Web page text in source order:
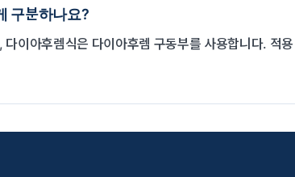
구분하나요?
이아후렘식은 다이아후렘 구동부를 사용합니다. 적